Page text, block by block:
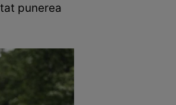
punerea